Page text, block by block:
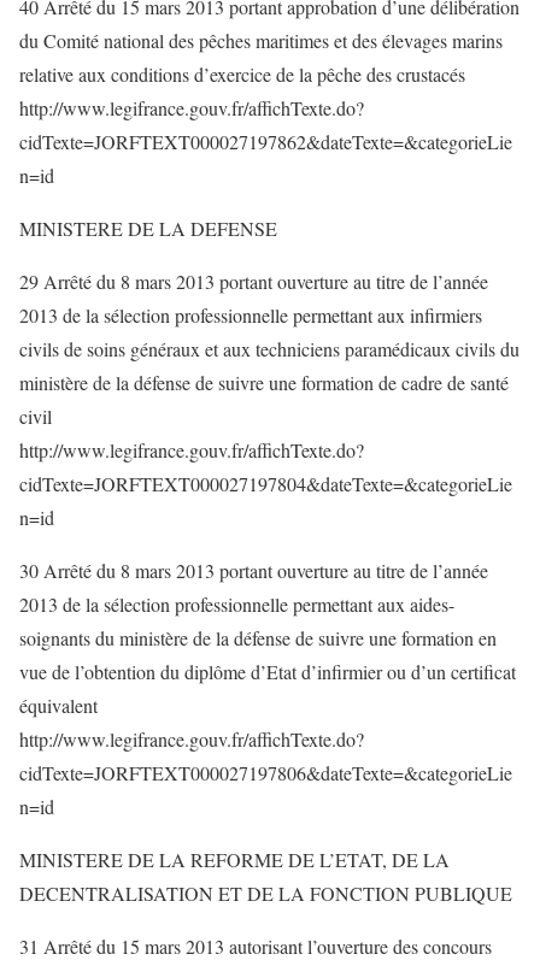
40 Arrêté du 15 mars 2013 portant approbation d’une délibération
du Comité national des pêches maritimes et des élevages marins
relative aux conditions d’exercice de la pêche des crustacés
http://www.legifrance.gouv.fr/affichTexte.do?
cidTexte=JORFTEXT000027197862&dateTexte=&categorieLie
n=id
MINISTERE DE LA DEFENSE
29 Arrêté du 8 mars 2013 portant ouverture au titre de l’année
2013 de la sélection professionnelle permettant aux infirmiers
civils de soins généraux et aux techniciens paramédicaux civils du
ministère de la défense de suivre une formation de cadre de santé
civil
http://www.legifrance.gouv.fr/affichTexte.do?
cidTexte=JORFTEXT000027197804&dateTexte=&categorieLie
n=id
30 Arrêté du 8 mars 2013 portant ouverture au titre de l’année
2013 de la sélection professionnelle permettant aux aides-
soignants du ministère de la défense de suivre une formation en
vue de l’obtention du diplôme d’Etat d’infirmier ou d’un certificat
équivalent
http://www.legifrance.gouv.fr/affichTexte.do?
cidTexte=JORFTEXT000027197806&dateTexte=&categorieLie
n=id
MINISTERE DE LA REFORME DE L’ETAT, DE LA
DECENTRALISATION ET DE LA FONCTION PUBLIQUE
31 Arrêté du 15 mars 2013 autorisant l’ouverture des concours